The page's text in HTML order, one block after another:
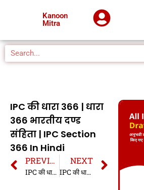
Kanoon
Mitra
IPC की धारा 366 | धारा
366 भारतीय दण्ड
संहिता | IPC Section
366 In Hindi
PREVIOUS
IPC की धारा 365 | धारा 365 भारतीय दण्ड संहिता | IPC Section 365 In Hindi
NEXT
IPC की धारा 366A | धारा 366A भारतीय दण्ड संहिता | IPC Section 366A In Hindi